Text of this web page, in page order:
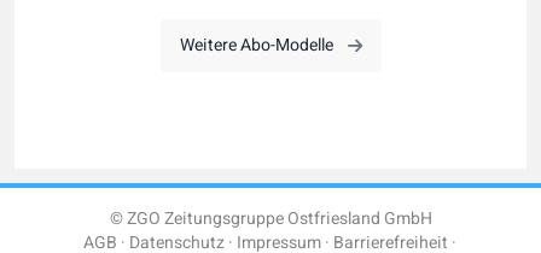
Weitere Abo-Modelle
© ZGO Zeitungsgruppe Ostfriesland GmbH
AGB Datenschutz Impressum Barrierefreiheit